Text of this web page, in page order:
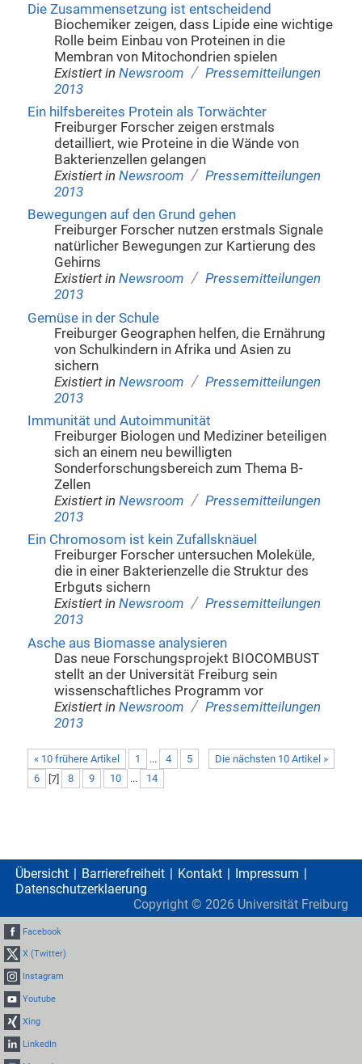
Die Zusammensetzung ist entscheidend
Biochemiker zeigen, dass Lipide eine wichtige
Rolle beim Einbau von Proteinen in die
Membran von Mitochondrien spielen
Existiert in Newsroom / Pressemitteilungen
2013
Ein hilfsbereites Protein als Torwächter
Freiburger Forscher zeigen erstmals
detailliert, wie Proteine in die Wände von
Bakterienzellen gelangen
Existiert in Newsroom / Pressemitteilungen
2013
Bewegungen auf den Grund gehen
Freiburger Forscher nutzen erstmals Signale
natürlicher Bewegungen zur Kartierung des
Gehirns
Existiert in Newsroom / Pressemitteilungen
2013
Gemüse in der Schule
Freiburger Geographen helfen, die Ernährung
von Schulkindern in Afrika und Asien zu
sichern
Existiert in Newsroom / Pressemitteilungen
2013
Immunität und Autoimmunität
Freiburger Biologen und Mediziner beteiligen
sich an einem neu bewilligten
Sonderforschungsbereich zum Thema B-
Zellen
Existiert in Newsroom / Pressemitteilungen
2013
Ein Chromosom ist kein Zufallsknäuel
Freiburger Forscher untersuchen Moleküle,
die in einer Bakterienzelle die Struktur des
Erbguts sichern
Existiert in Newsroom / Pressemitteilungen
2013
Asche aus Biomasse analysieren
Das neue Forschungsprojekt BIOCOMBUST
stellt an der Universität Freiburg sein
wissenschaftliches Programm vor
Existiert in Newsroom / Pressemitteilungen
2013
« 10 frühere Artikel Die nächsten 10 Artikel »
1 ... 4
5
6
[7] 8 9 10 ... 14
Übersicht Barrierefreiheit Kontakt
Impressum
Datenschutzerklaerung
Copyright © 2026 Universität Freiburg
Facebook
X (Twitter)
Instagram
Youtube
Xing
LinkedIn